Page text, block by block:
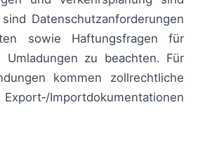
Datenschutzanforderungen
sowie Haftungsfragen für
Umladungen zu beachten. Für
kommen zollrechtliche
Importdokumentationen